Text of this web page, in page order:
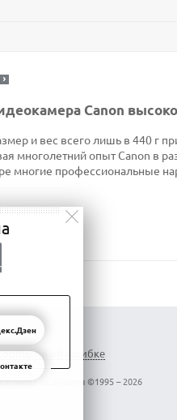
Canon
и вес всего лишь в 440 г
многолетний опыт Canon в
многие профессиональные
об ошибке
Все права защищены ©1995 – 2026